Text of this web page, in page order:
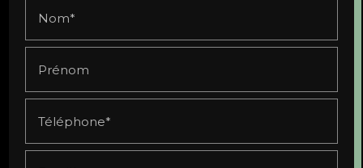
Nom*
Prénom
Téléphone*